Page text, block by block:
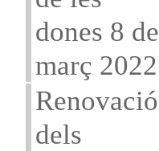
dones 8 de
març 2022
Renovació
dels